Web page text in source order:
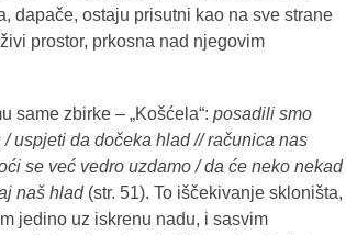
dapače, ostaju prisutni kao na sve strane
prostor, prkosna nad njegovim
same zbirke – „Košćela“: posadili smo
uspjeti da dočeka hlad // računica nas
se već vedro uzdamo / da će neko nekad
naš hlad(str. 51). To iščekivanje skloništa,
jedino uz iskrenu nadu, i sasvim